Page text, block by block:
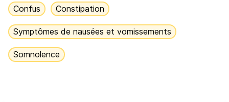
Confus Constipation
Symptômes de nausées et vomissements
Somnolence